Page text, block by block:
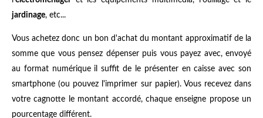
jardinage, etc...
Vous achetez donc un bon d'achat du montant approximatif de la
somme que vous pensez dépenser puis vous payez avec, envoyé
au format numérique il suffit de le présenter en caisse avec son
smartphone (ou pouvez l'imprimer sur papier). Vous recevez dans
votre cagnotte le montant accordé, chaque enseigne propose un
pourcentage différent.